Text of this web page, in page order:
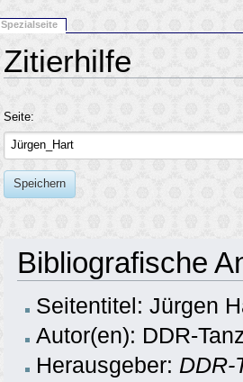
Zitierhilfe
Seite:
Speichern
Bibliografische
Seitentitel: Jürgen
Autor(en): DDR-
Herausgeber:
Spezialseite